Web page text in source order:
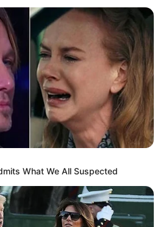
LAINNYA
What We All Suspected